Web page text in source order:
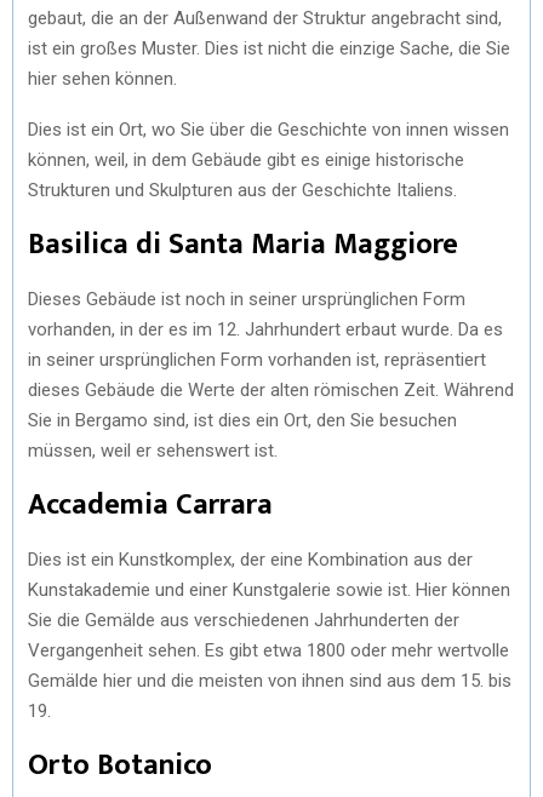
gebaut, die an der Außenwand der Struktur angebracht sind,
ist ein großes Muster. Dies ist nicht die einzige Sache, die Sie
hier sehen können.
Dies ist ein Ort, wo Sie über die Geschichte von innen wissen
können, weil, in dem Gebäude gibt es einige historische
Strukturen und Skulpturen aus der Geschichte Italiens.
Basilica di Santa Maria Maggiore
Dieses Gebäude ist noch in seiner ursprünglichen Form
vorhanden, in der es im 12. Jahrhundert erbaut wurde. Da es
in seiner ursprünglichen Form vorhanden ist, repräsentiert
dieses Gebäude die Werte der alten römischen Zeit. Während
Sie in Bergamo sind, ist dies ein Ort, den Sie besuchen
müssen, weil er sehenswert ist.
Accademia Carrara
Dies ist ein Kunstkomplex, der eine Kombination aus der
Kunstakademie und einer Kunstgalerie sowie ist. Hier können
Sie die Gemälde aus verschiedenen Jahrhunderten der
Vergangenheit sehen. Es gibt etwa 1800 oder mehr wertvolle
Gemälde hier und die meisten von ihnen sind aus dem 15. bis
19.
Orto Botanico